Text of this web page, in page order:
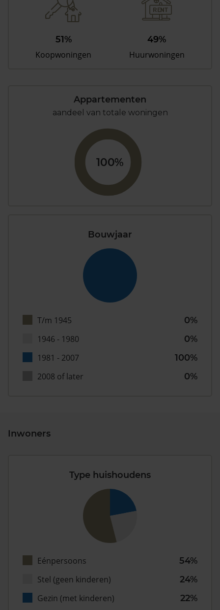
51%
Koopwoningen
49%
Huurwoningen
Appartementen
aandeel van totale woningen
100%
Bouwjaar
T/m 1945
0%
1946 - 1980
0%
1981 - 2007
100%
2008 of later
0%
Inwoners
Type huishoudens
Eénpersoons
54%
Stel (geen kinderen)
24%
Gezin (met kinderen)
22%